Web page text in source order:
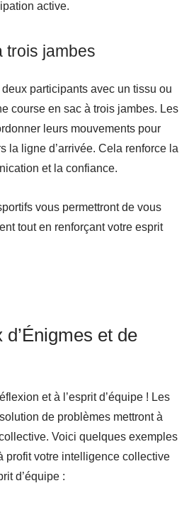
active.
trois jambes
participants avec un tissu ou
course en sac à trois jambes. Les
leurs mouvements pour
la ligne d’arrivée. Cela renforce la
et la confiance.
vous permettront de vous
tout en renforçant votre esprit
et de
et à l’esprit d’équipe ! Les
de problèmes mettront à
Voici quelques exemples
profit votre intelligence collective
d’équipe :